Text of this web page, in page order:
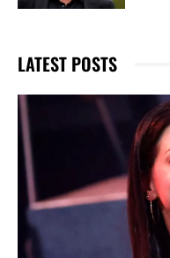
LATEST POSTS